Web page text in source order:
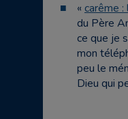
« carême
du Père
ce que je
mon
peu le
Dieu qui